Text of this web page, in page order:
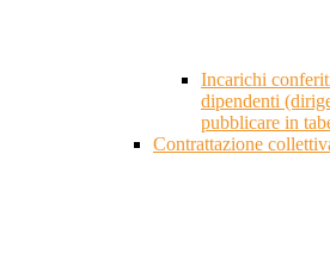
Incarichi
dipendenti
pubblicare in
Contrattazione